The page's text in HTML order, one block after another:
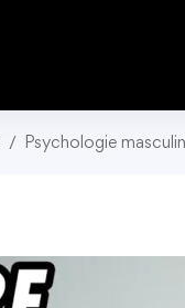
Psychologie